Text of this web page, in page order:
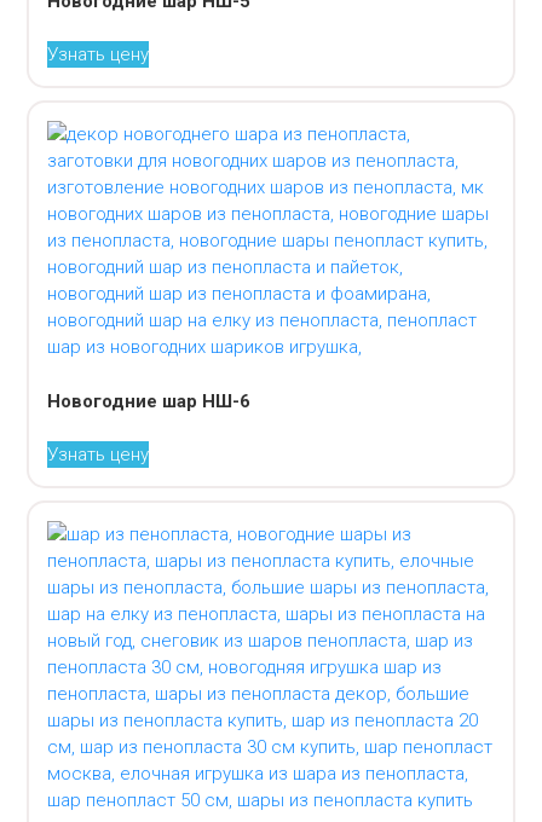
Узнать цену
Новогодние шар НШ-6
Узнать цену